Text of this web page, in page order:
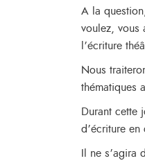
A la
voulez, vous
l’écriture
Nous
thématiques
Durant cette
d’écriture en
Il ne